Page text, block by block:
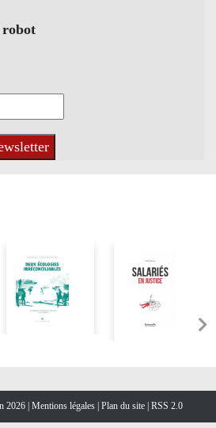
robot
2026 | Mentions légales Plan du site RSS 2.0